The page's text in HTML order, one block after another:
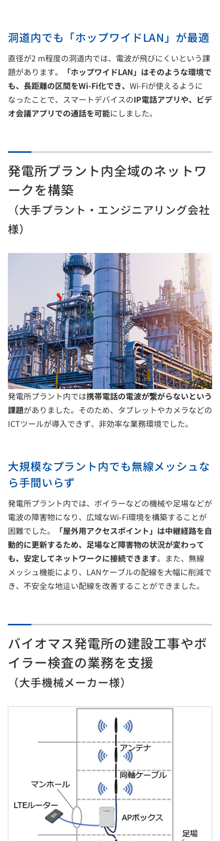
洞道内でも「ホップワイドLAN」が最適
直径が2 m程度の洞道内では、電波が飛びにくいという課
題があります。
「ホップワイドLAN」はそのような環境で
も、長距離の区間をWi-Fi化でき、 Wi-Fiが使えるように
なったことで、スマートデバイスのIP電話アプリや、ビデ
オ会議アプリでの通話を可能にしました。
発電所プラント内全域のネットワ
ークを構築
（大手プラント・エンジニアリング会社
様）
発電所プラント内では携帯電話の電波が繋がらないという
課題がありました。そのため、タブレットやカメラなどの
ICTツールが導入できず、非効率な業務環境でした。
大規模なプラント内でも無線メッシュな
ら手間いらず
発電所プラント内では、ボイラーなどの機械や足場などが
電波の障害物になり、広域なWi-Fi環境を構築することが
困難でした。
「屋外用アクセスポイント」は中継経路を自
動的に更新するため、足場など障害物の状況が変わって
も、安定してネットワークに接続できます。また、無線
メッシュ機能により、LANケーブルの配線を大幅に削減で
き、不安全な地這い配線を改善することができました。
バイオマス発電所の建設工事やボ
イラー検査の業務を支援
（大手機械メーカー様）